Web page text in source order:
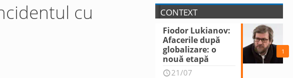
cu CONTEXT
1
Fiodor Lukianov:
Afacerile după
globalizare: o
nouă etapă
21/07